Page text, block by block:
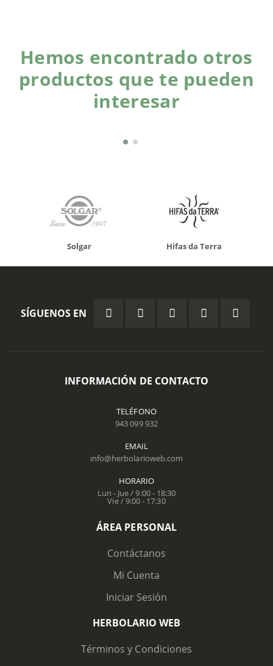
Hemos encontrado otros
productos que te pueden
interesar
Solgar Hifas da Terra
SÍGUENOS EN
INFORMACIÓN DE CONTACTO
TELÉFONO
943 099 932
EMAIL
info@herbolarioweb.com
HORARIO
Lun - Jue / 9:00 - 18:30
Vie / 9:00 - 17:30
ÁREA PERSONAL
Contáctanos
Mi Cuenta
Iniciar Sesión
HERBOLARIO WEB
Términos y Condiciones